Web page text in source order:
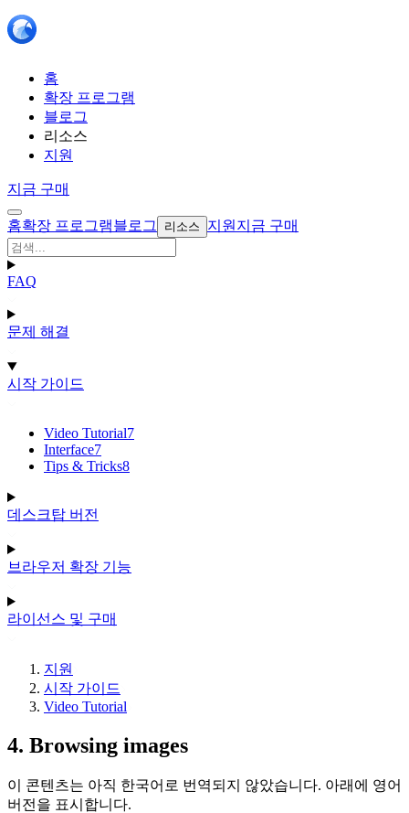
홈
확장 프로그램
블로그
리소스
지원
지금 구매
홈확장 프로그램블로그 리소스 지원 지금 구매
FAQ
문제 해결
시작 가이드
Video Tutorial7
Interface7
Tips & Tricks8
데스크탑 버전
브라우저 확장 기능
라이선스 및 구매
지원
시작 가이드
Video Tutorial
4. Browsing images
이 콘텐츠는 아직 한국어로 번역되지 않았습니다. 아래에 영어
버전을 표시합니다.